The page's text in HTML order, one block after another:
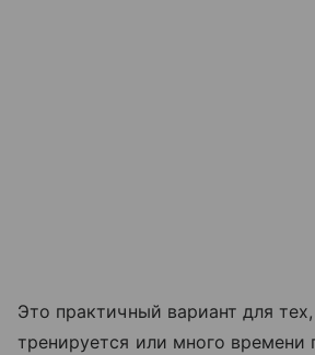
Это практичный вариант для
тренируется или много времени